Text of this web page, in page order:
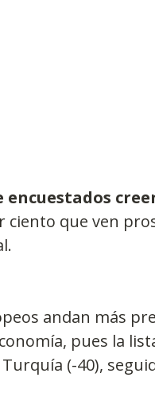
encuestados
ciento que ven
andan más
pues la
(-40),